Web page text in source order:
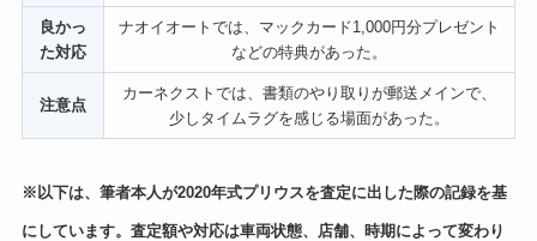
良かっ
た対応
ナオイオートでは、マックカード1,000円分プレゼント
などの特典があった。
注意点
カーネクストでは、書類のやり取りが郵送メインで、
少しタイムラグを感じる場面があった。
※以下は、筆者本人が2020年式プリウスを査定に出した際の記録を基
にしています。査定額や対応は車両状態、店舗、時期によって変わり